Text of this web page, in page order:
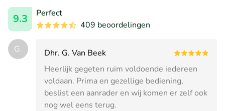
9.3
Perfect
409 beoordelingen
G.
Dhr. G. Van Beek
Heerlijk gegeten ruim voldoende iedereen
voldaan. Prima en gezellige bediening,
beslist een aanrader en wij komen er zelf ook
nog wel eens terug.